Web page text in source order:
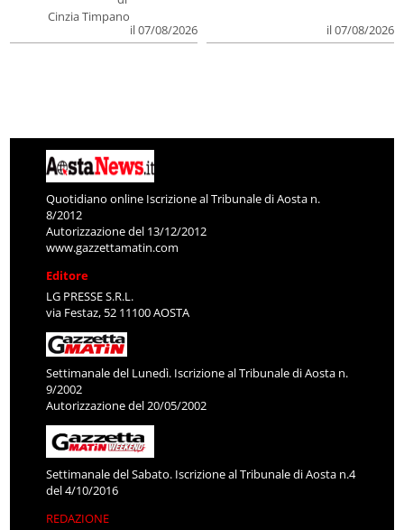
Cinzia Timpano
il 07/08/2026
il 07/08/2026
Quotidiano online Iscrizione al Tribunale di Aosta n.
8/2012
Autorizzazione del 13/12/2012
www.gazzettamatin.com
Editore
LG PRESSE S.R.L.
via Festaz, 52 11100 AOSTA
Settimanale del Lunedì. Iscrizione al Tribunale di Aosta n.
9/2002
Autorizzazione del 20/05/2002
Settimanale del Sabato. Iscrizione al Tribunale di Aosta n.4
del 4/10/2016
REDAZIONE